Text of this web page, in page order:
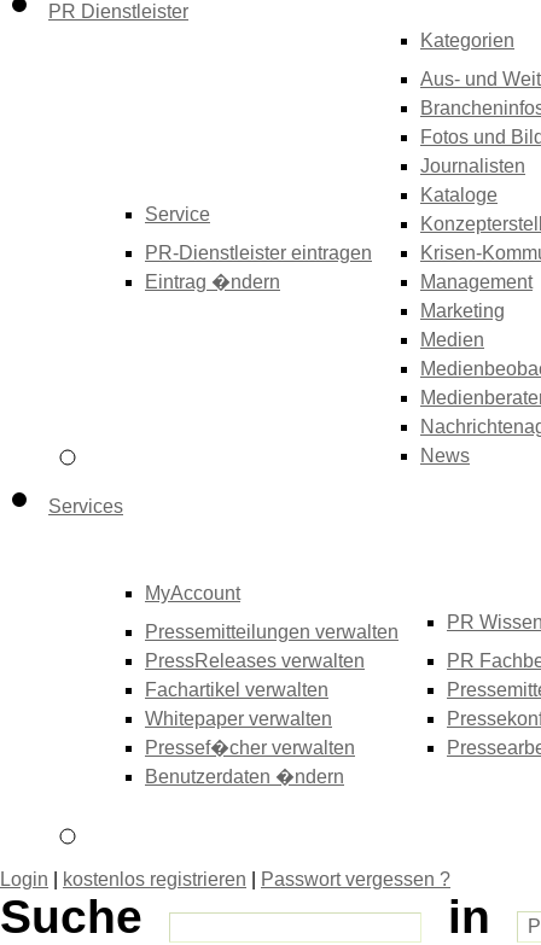
PR Dienstleister
Service
PR-Dienstleister eintragen
Eintrag �ndern
Kategorien
Aus- und
Fotos und
Journalisten
Kataloge
Krisen-
Management
Marketing
Medien
News
Services
MyAccount
Pressemitteilungen verwalten
PressReleases verwalten
Fachartikel verwalten
Whitepaper verwalten
Pressef�cher verwalten
Benutzerdaten �ndern
PR
PR
Login kostenlos registrieren Passwort vergessen ?
Suche
in